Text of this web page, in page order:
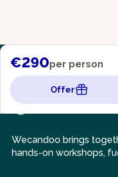
€290per person
Offer
Wecandoo brings
hands-on workshops,